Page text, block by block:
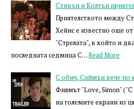
Стивън и Колтън
Приятелството между
Хейнс е известно още от
"Стрелата", в който и
последната седмица С…Read More
С обич, Саймън вече по
Филмът "Love, Simon"
на големите екрани из